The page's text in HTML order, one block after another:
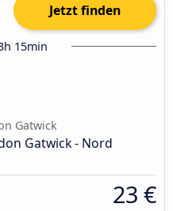
Jetzt finden
15min
Gatwick
Gatwick - Nord
23 €